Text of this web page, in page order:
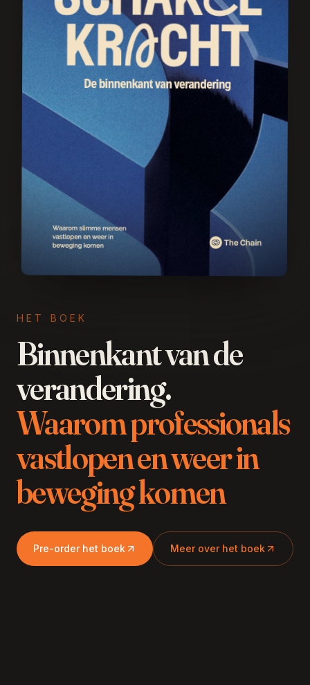
HET BOEK
Binnenkant van de
verandering.
Waarom professionals
vastlopen en weer in
beweging komen
Pre-order het boek Meer over het boek